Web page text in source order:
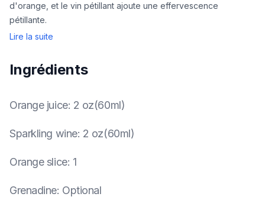
d'orange, et le vin pétillant ajoute une effervescence
pétillante.
Lire la suite
Ingrédients
Orange juice: 2 oz(60ml)
Sparkling wine: 2 oz(60ml)
Orange slice: 1
Grenadine: Optional